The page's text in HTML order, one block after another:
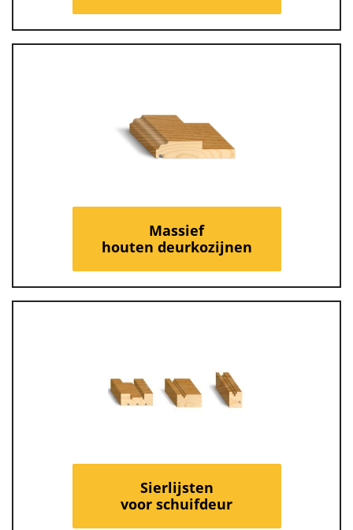
Massief
houten deurkozijnen
Sierlijsten
voor schuifdeur